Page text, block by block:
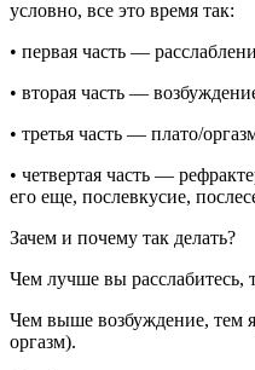
условно, все это время так:
• первая часть —
• вторая часть —
• третья часть — плато/
• четвертая часть —
его еще, послевкусие,
Зачем и почему так делать?
Чем лучше вы расслабитесь,
Чем выше возбуждение, тем
оргазм).